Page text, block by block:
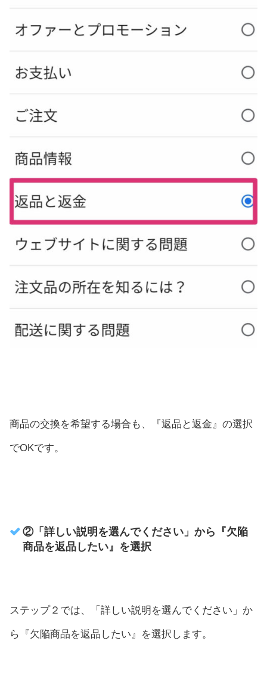
商品の交換を希望する場合も、『返品と返金』の選択
でOKです。
②「詳しい説明を選んでください」から『欠陥
商品を返品したい』を選択
ステップ２では、「詳しい説明を選んでください」か
ら『欠陥商品を返品したい』を選択します。